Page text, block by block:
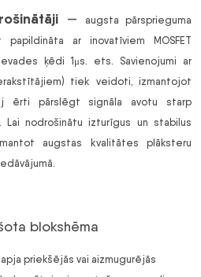
—
augsta pārsprieguma
ar inovatīviem MOSFET
ķēdi 1μs. ets. Savienojumi ar
tiek veidoti, izmantojot
ērti pārslēgt signāla avotu starp
Lai nodrošinātu izturīgus un stabilus
augstas kvalitātes plāksteru
blokshēma
priekšējās vai aizmugurējās